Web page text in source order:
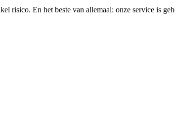
risico. En het beste van allemaal: onze service is